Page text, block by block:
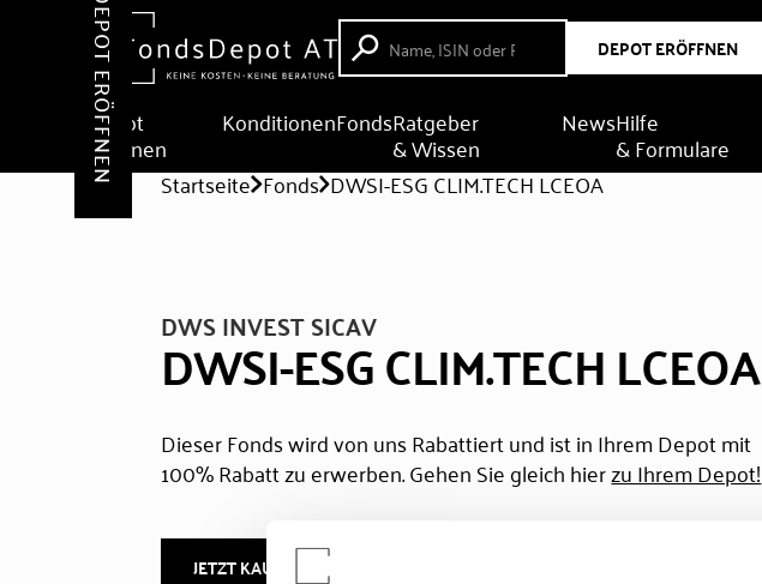
DEPOT ERÖFFNEN
Depot
eröffnen
KonditionenFondsRatgeber
& Wissen
NewsHilfe
& Formulare
DEPOT ERÖFFNEN Startseite Fonds DWSI-ESG CLIM.TECH LCEOA
DWS INVEST SICAV
DWSI-ESG CLIM.TECH LCEOA
Dieser Fonds wird von uns Rabattiert und ist in Ihrem Depot mit
100% Rabatt zu erwerben. Gehen Sie gleich hierzu Ihrem Depot!
JETZT KAUFEN